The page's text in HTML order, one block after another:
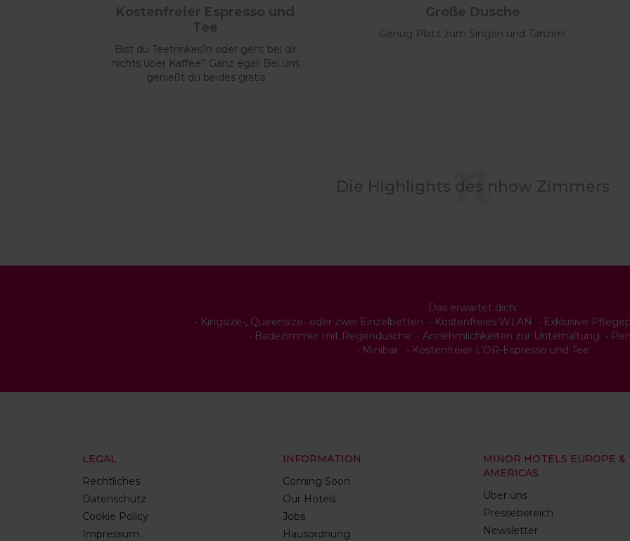
Kostenfreier Espresso und
Tee
Bist du Teetrinker/in oder geht bei dir
nichts über Kaffee? Ganz egal! Bei uns
genießt du beides gratis
Große Dusche
Genug Platz zum Singen und Tanzen!
Die Highlights des nhow Zimmers
Das erwartet dich:
• Kingsize-, Queensize- oder zwei Einzelbetten • Kostenfreies WLAN • Exklusive
• Badezimmer mit Regendusche • Annehmlichkeiten zur Unterhaltung •
• Minibar • Kostenfreier L’OR-Espresso und Tee
LEGAL
Rechtliches
Datenschutz
Cookie Policy
Impressum
INFORMATION
Coming Soon
Our Hotels
Jobs
Hausordnung
MINOR HOTELS EUROPE &
AMERICAS
Über uns
Pressebereich
Newsletter